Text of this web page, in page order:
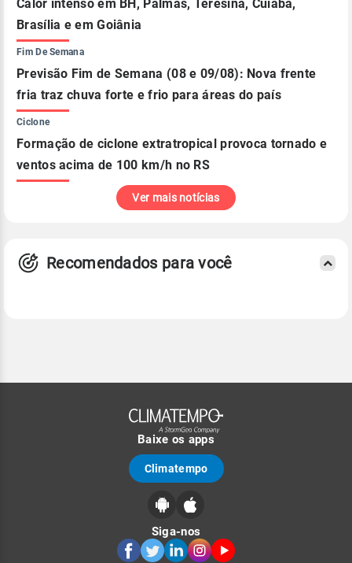
Calor intenso em BH, Palmas, Teresina, Cuiabá,
Brasília e em Goiânia
Fim De Semana
Previsão Fim de Semana (08 e 09/08): Nova frente
fria traz chuva forte e frio para áreas do país
Ciclone
Formação de ciclone extratropical provoca tornado e
ventos acima de 100 km/h no RS
Ver mais notícias
Recomendados para você
Baixe os apps
Climatempo
Siga-nos